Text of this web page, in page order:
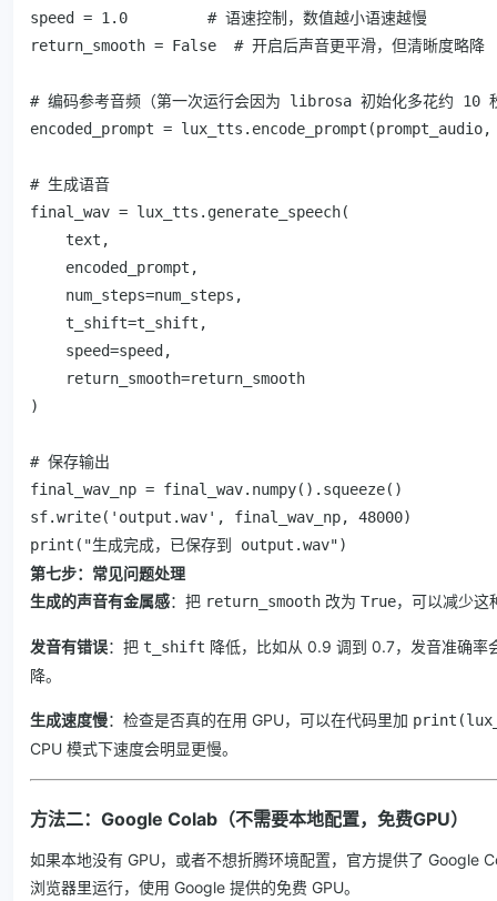
speed = 1.0         # 语速控制，数值越小语速越慢
return_smooth = False  # 开启后声音更平滑，但清晰度略降
# 编码参考音频（第一次运行会因为 librosa 初始化多花约 10
encoded_prompt = lux_tts.encode_prompt(prompt_audio,
# 生成语音
final_wav = lux_tts.generate_speech(
    text,
    encoded_prompt,
    num_steps=num_steps,
    t_shift=t_shift,
    speed=speed,
    return_smooth=return_smooth
)
# 保存输出
final_wav_np = final_wav.numpy().squeeze()
sf.write('output.wav', final_wav_np, 48000)
print("生成完成，已保存到 output.wav")
第七步：常见问题处理
生成的声音有金属感：把 return_smooth 改为 True，可以减少这
发音有错误：把 t_shift 降低，比如从 0.9 调到 0.7，发音准确率
降。
生成速度慢：检查是否真的在用 GPU，可以在代码里加
CPU 模式下速度会明显更慢。
方法二：Google Colab（不需要本地配置，免费GPU）
如果本地没有 GPU，或者不想折腾环境配置，官方提供了 Google
浏览器里运行，使用 Google 提供的免费 GPU。